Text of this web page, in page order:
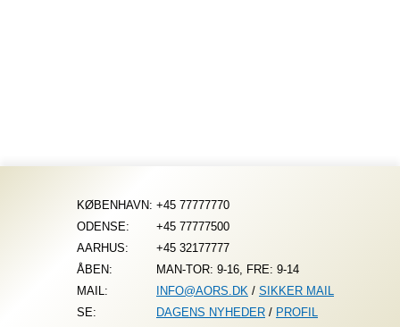
KØBENHAVN: +45 77777770
ODENSE:
+45 77777500
AARHUS:
+45 32177777
ÅBEN:
MAN-TOR: 9-16, FRE: 9-14
MAIL:
INFO@AORS.DK / SIKKER MAIL
SE:
DAGENS NYHEDER / PROFIL